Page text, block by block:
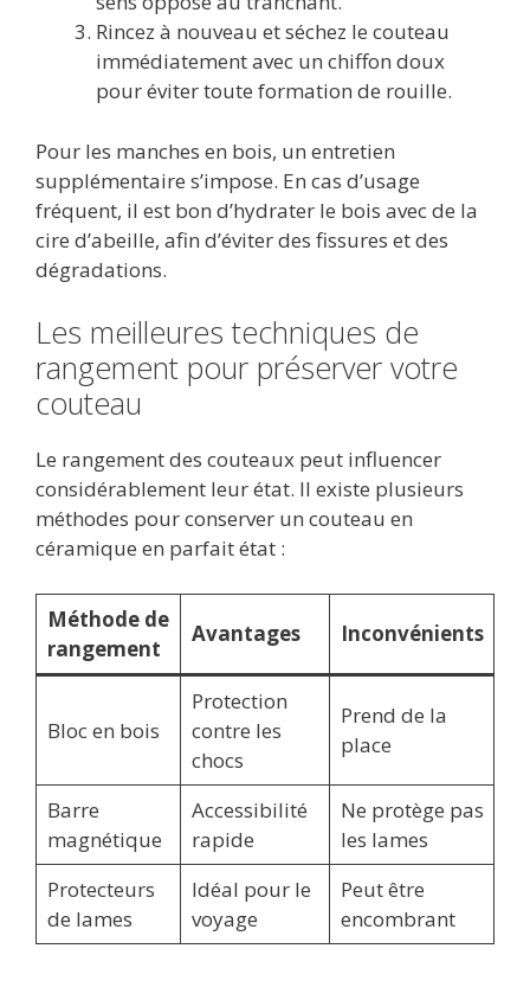
Rincez à nouveau et séchez le couteau
immédiatement avec un chiffon doux
pour éviter toute formation de rouille.
Pour les manches en bois, un entretien
supplémentaire s’impose. En cas d’usage
fréquent, il est bon d’hydrater le bois avec de la
cire d’abeille, afin d’éviter des fissures et des
dégradations.
Les meilleures techniques de
rangement pour préserver votre
couteau
Le rangement des couteaux peut influencer
considérablement leur état. Il existe plusieurs
méthodes pour conserver un couteau en
céramique en parfait état :
Méthode de
rangement
Avantages Inconvénients
Bloc en bois
Protection
contre les
chocs
Prend de la
place
Barre
magnétique
Accessibilité
rapide
Ne protège pas
les lames
Protecteurs
de lames
Idéal pour le
voyage
Peut être
encombrant